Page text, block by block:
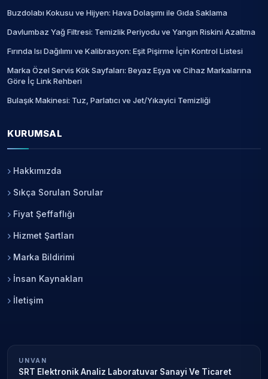
Buzdolabı Kokusu ve Hijyen: Hava Dolaşımı ile Gıda Saklama
Davlumbaz Yağ Filtresi: Temizlik Periyodu ve Yangın Riskini Azaltma
Fırında Isı Dağılımı ve Kalibrasyon: Eşit Pişirme İçin Kontrol Listesi
Marka Özel Servis Kök Sayfaları: Beyaz Eşya ve Cihaz Markalarına
Göre İç Link Rehberi
Bulaşık Makinesi: Tuz, Parlatıcı ve Jet/Yıkayici Temizliği
KURUMSAL
Hakkımızda
Sıkça Sorulan Sorular
Fiyat Şeffaflığı
Hizmet Şartları
Marka Bildirimi
İnsan Kaynakları
İletişim
UNVAN
SRT Elektronik Analiz Laboratuvar Sanayi Ve Ticaret